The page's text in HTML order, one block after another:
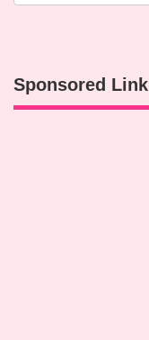
Sponsored Link